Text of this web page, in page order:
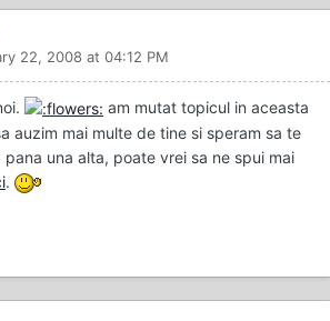
22, 2008 at 04:12 PM
am mutat topicul in aceasta
auzim mai multe de tine si speram sa te
una alta, poate vrei sa ne spui mai
.